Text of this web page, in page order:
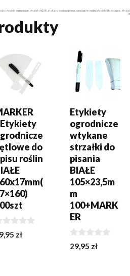
etykiety ogrodnicze, etykiety HDPE, etykiety wodoodporne, oznaczanie roślin, etykiety do
do
roślin
zł
DODAJ DO
KOSZYKA
Etykiety
ogrodnicze
wtykane
strzałki do
pisania
BIAŁE
105×23,5m
m
100+MARK
ER
0
z
29,95 zł